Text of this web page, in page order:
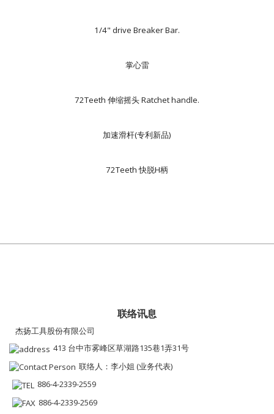
1/4" drive Breaker Bar.
掌心雷
72Teeth 伸缩摇头 Ratchet handle.
加速滑杆(专利新品)
72Teeth 快脱H柄
联络讯息
杰扬工具股份有限公司
413 台中市雾峰区草湖路135巷1弄31号
联络人：李小姐 (业务代表)
886-4-2339-2559
886-4-2339-2569